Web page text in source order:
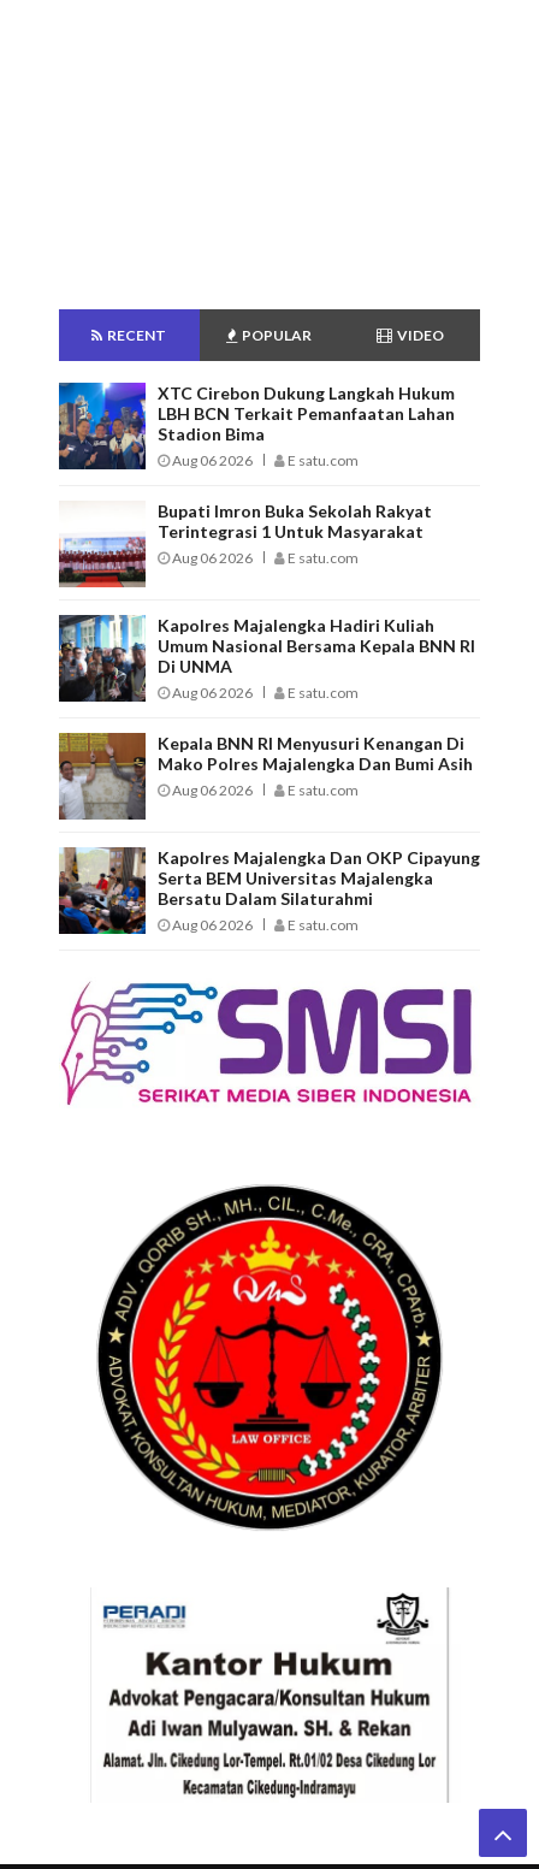
RECENT POPULAR VIDEO
XTC Cirebon Dukung Langkah Hukum
LBH BCN Terkait Pemanfaatan Lahan
Stadion Bima
Aug 06 2026 E satu.com
Bupati Imron Buka Sekolah Rakyat
Terintegrasi 1 Untuk Masyarakat
Aug 06 2026 E satu.com
Kapolres Majalengka Hadiri Kuliah
Umum Nasional Bersama Kepala BNN RI
Di UNMA
Aug 06 2026 E satu.com
Kepala BNN RI Menyusuri Kenangan Di
Mako Polres Majalengka Dan Bumi Asih
Aug 06 2026 E satu.com
Kapolres Majalengka Dan OKP Cipayung
Serta BEM Universitas Majalengka
Bersatu Dalam Silaturahmi
Aug 06 2026 E satu.com